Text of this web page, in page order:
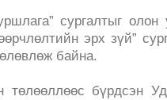
сургалтыг олон
эрх зүй”
байна.
төлөөллөөс бүрдсэн